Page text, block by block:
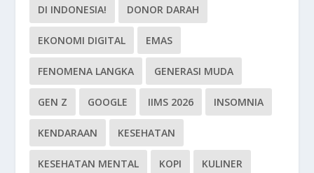
DI INDONESIA! DONOR DARAH
EKONOMI DIGITAL EMAS
FENOMENA LANGKA GENERASI MUDA
GEN Z GOOGLE IIMS 2026 INSOMNIA
KENDARAAN KESEHATAN
KESEHATAN MENTAL KOPI KULINER